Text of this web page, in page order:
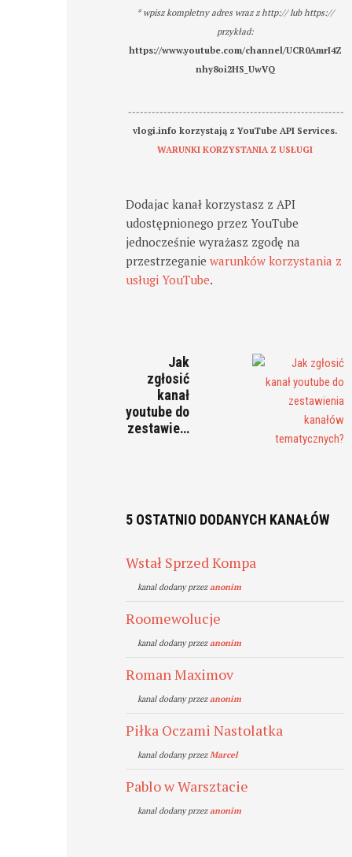
* wpisz kompletny adres wraz z http:// lub https://
przykład:
https://www.youtube.com/channel/UCR0AmrI4Z
nhy8oi2HS_UwVQ
-------------------------------------------------------
vlogi.info korzystają z YouTube API Services.
WARUNKI KORZYSTANIA Z USŁUGI
Dodajac kanał korzystasz z API
udostępnionego przez YouTube
jednocześnie wyrażasz zgodę na
przestrzeganiewarunków korzystania z
usługi YouTube.
Jak
zgłosić
kanał
youtube do
zestawie…
5 OSTATNIO DODANYCH KANAŁÓW
Wstał Sprzed Kompa
kanal dodany przezanonim
Roomewolucje
kanal dodany przezanonim
Roman Maximov
kanal dodany przezanonim
Piłka Oczami Nastolatka
kanal dodany przezMarcel
Pablo w Warsztacie
kanal dodany przezanonim